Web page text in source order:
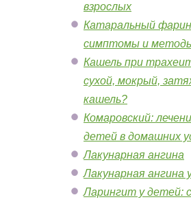
взрослых
Катаральный
симптомы и
Кашель при
сухой, мокрый,
кашель?
Комаровский:
детей в домашних
Лакунарная ангина
Лакунарная ангина
Ларингит у детей: